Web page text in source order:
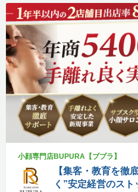
小顔専門店BUPURA【ブプラ】
【集客・教育を徹
く”安定経営のスト